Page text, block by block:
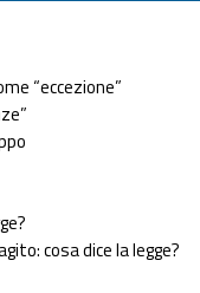
“eccezione”
cosa dice la legge?